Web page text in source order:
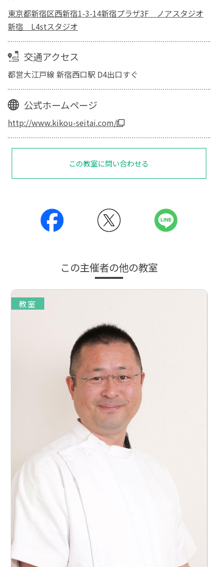
東京都新宿区西新宿1-3-14新宿プラザ3F ノアスタジオ
新宿 L4stスタジオ
交通アクセス
都営大江戸線 新宿西口駅 D4出口すぐ
公式ホームページ
http://www.kikou-seitai.com/
この教室に問い合わせる
この主催者の他の教室
教室